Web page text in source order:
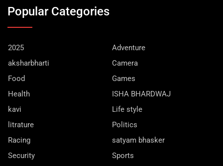
Popular Categories
2025
Adventure
aksharbharti
Camera
Food
Games
Health
ISHA BHARDWAJ
kavi
Life style
litrature
Politics
Racing
satyam bhasker
Security
Sports